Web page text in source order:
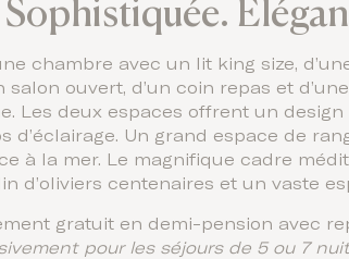
chambre avec un lit king size,
salon ouvert, d’un coin repas et
Les deux espaces offrent un
Un grand espace de
à la mer. Le magnifique cadre
d’oliviers centenaires et un vaste
gratuit en demi-pension avec
pour les séjours de 5 ou 7